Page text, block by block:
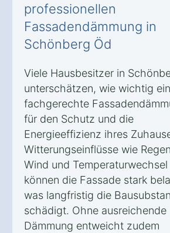
professionellen
Fassadendämmung in
Schönberg Öd
Viele Hausbesitzer in
unterschätzen, wie wichtig
fachgerechte
für den Schutz und die
Energieeffizienz ihres
Witterungseinflüsse wie
Wind und Temperaturwechsel
können die Fassade stark
was langfristig die
schädigt. Ohne ausreichende
Dämmung entweicht zudem